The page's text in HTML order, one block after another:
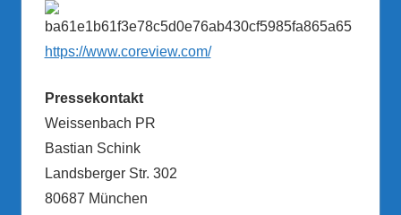
https://www.coreview.com/
Pressekontakt
Weissenbach PR
Bastian Schink
Landsberger Str. 302
80687 München